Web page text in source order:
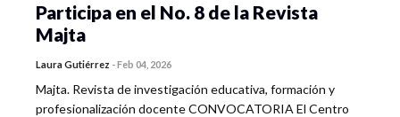
Participa en el No. 8 de la Revista
Majta
Laura Gutiérrez -Feb 04, 2026
Majta. Revista de investigación educativa, formación y
profesionalización docente CONVOCATORIA El Centro